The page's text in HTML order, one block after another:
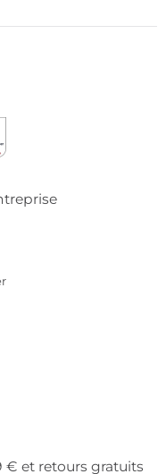
€ et retours gratuits